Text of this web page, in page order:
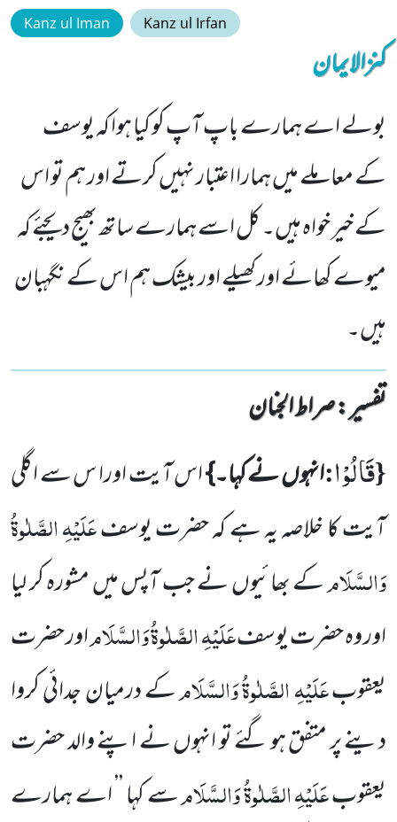
Kanz ul Iman Kanz ul Irfan
کنزالایمان
بولے اے ہمارے باپ آپ کو کیا ہوا کہ یوسف
کے معاملے میں ہمارا اعتبار نہیں کرتے اور ہم تو اس
کے خیر خواہ ہیں۔ کل اسے ہمارے ساتھ بھیج دیجئے کہ
میوے کھائے اور کھیلے اور بیشک ہم اس کے نگہبان
ہیں۔
تفسیر : ‎صراط الجنان
{قَالُوْا:انہوں نے کہا۔}اس آیت اورا س سے اگلی
آیت کا خلاصہ یہ ہے کہ حضرت یوسفعَلَیْہِ الصَّلٰوۃُ
وَالسَّلَامکے بھائیوں نے جب آپس میں مشورہ کر لیا
اور وہ حضرت یوسفعَلَیْہِ الصَّلٰوۃُ وَالسَّلَاماور حضرت
یعقوبعَلَیْہِ الصَّلٰوۃُ وَالسَّلَامکے درمیان جدائی کروا
دینے پر متفق ہو گئے تو انہوں نے اپنے والد حضرت
یعقوبعَلَیْہِ الصَّلٰوۃُ وَالسَّلَامسے کہا ’’ اے ہمارے